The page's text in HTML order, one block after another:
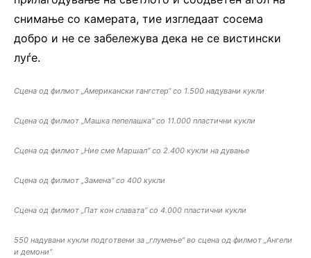
снимање со камерата, тие изгледаат сосема
добро и не се забележува дека не се вистински
луѓе.
Сцена од филмот „Американски гангстер“ со 1.500 надувани кукли
Сцена од филмот „Машка пепелашка“ со 11.000 пластични кукли
Сцена од филмот „Ние сме Маршал“ со 2.400 кукли на дување
Сцена од филмот „Замена“ со 400 кукли
Сцена од филмот „Пат кон славата“ со 4.000 пластични кукли
550 надувани кукли подготвени за „глумење“ во сцена од филмот „Ангели
и демони“